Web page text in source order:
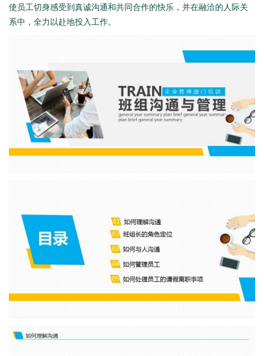
使员工切身感受到真诚沟通和共同合作的快乐，并在融洽的人际关
系中，全力以赴地投入工作。